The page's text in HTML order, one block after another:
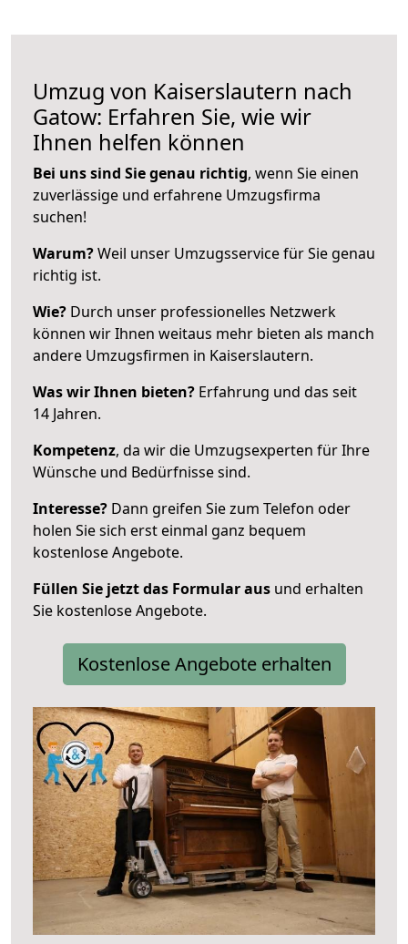
Umzug von Kaiserslautern nach
Gatow: Erfahren Sie, wie wir
Ihnen helfen können
Bei uns sind Sie genau richtig, wenn Sie einen
zuverlässige und erfahrene Umzugsfirma
suchen!
Warum?Weil unser Umzugsservice für Sie genau
richtig ist.
Wie? Durch unser professionelles Netzwerk
können wir Ihnen weitaus mehr bieten als manch
andere Umzugsfirmen in Kaiserslautern.
Was wir Ihnen bieten? Erfahrung und das seit
14 Jahren.
Kompetenz, da wir die Umzugsexperten für Ihre
Wünsche und Bedürfnisse sind.
Interesse? Dann greifen Sie zum Telefon oder
holen Sie sich erst einmal ganz bequem
kostenlose Angebote.
Füllen Sie jetzt das Formular aus und erhalten
Sie kostenlose Angebote.
Kostenlose Angebote erhalten